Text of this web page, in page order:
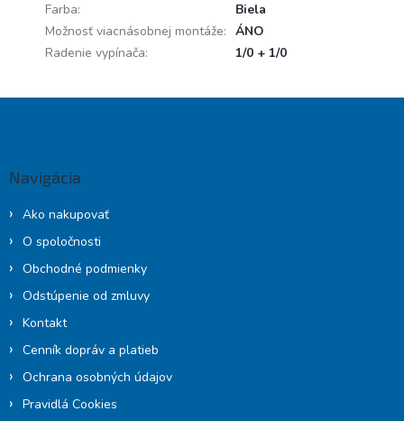
Farba:
Biela
Možnosť viacnásobnej montáže: ÁNO
Radenie vypínača: 1/0 + 1/0
Navigácia
Ako nakupovať
O spoločnosti
Obchodné podmienky
Odstúpenie od zmluvy
Kontakt
Cenník dopráv a platieb
Ochrana osobných údajov
Pravidlá Cookies